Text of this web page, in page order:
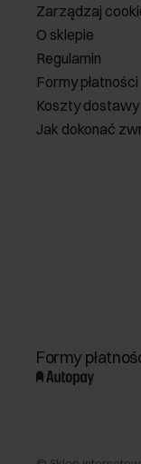
Zarządzaj
O sklepie
Regulamin
Formy płatności
Koszty dostawy
Jak dokonać
Formy